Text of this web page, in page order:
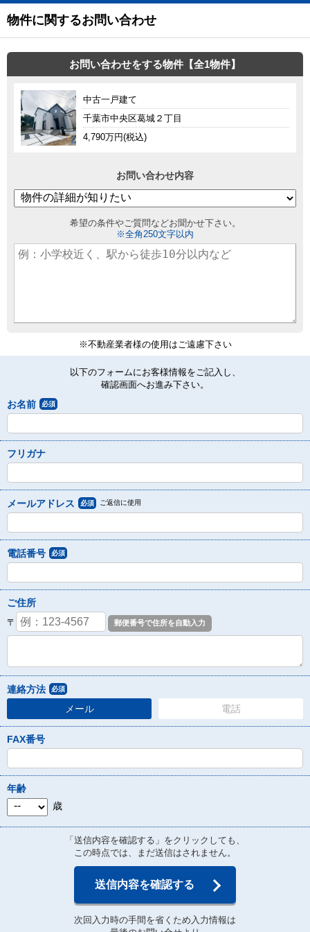
物件に関するお問い合わせ
お問い合わせをする物件【全1物件】
中古一戸建て
千葉市中央区葛城２丁目
4,790万円(税込)
お問い合わせ内容
希望の条件やご質問などお聞かせ下さい。
※全角250文字以内
※不動産業者様の使用はご遠慮下さい
以下のフォームにお客様情報をご記入し、
確認画面へお進み下さい。
お名前 必須
フリガナ
メールアドレス 必須 ご返信に使用
電話番号 必須
ご住所
〒
連絡方法 必須
メール 電話
FAX番号
年齢
歳
「送信内容を確認する」をクリックしても、
この時点では、まだ送信はされません。
送信内容を確認する
次回入力時の手間を省くため入力情報は